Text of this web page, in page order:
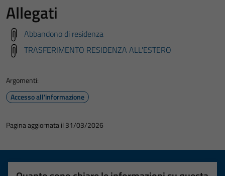
Allegati
Abbandono di residenza
TRASFERIMENTO RESIDENZA ALL'ESTERO
Argomenti:
Accesso all'informazione
Pagina aggiornata il 31/03/2026